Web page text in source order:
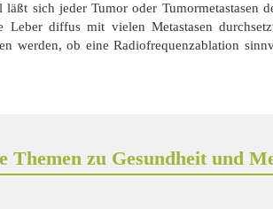
läßt sich jeder Tumor oder
Leber diffus mit vielen Metastasen
werden, ob eine Radiofrequenzablation
Themen zu Gesundheit und